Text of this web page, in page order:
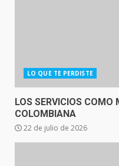
LO QUE TE PERDISTE
LOS SERVICIOS
COLOMBIANA
22 de julio de 2026